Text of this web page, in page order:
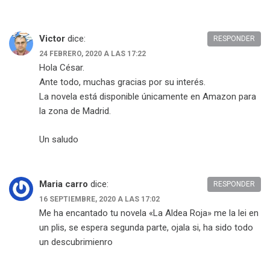
Victor dice:
24 FEBRERO, 2020 A LAS 17:22
Hola César.
Ante todo, muchas gracias por su interés.
La novela está disponible únicamente en Amazon para
la zona de Madrid.
Un saludo
RESPONDER
Maria carro dice:
16 SEPTIEMBRE, 2020 A LAS 17:02
Me ha encantado tu novela «La Aldea Roja» me la lei en
un plis, se espera segunda parte, ojala si, ha sido todo
un descubrimienro
RESPONDER